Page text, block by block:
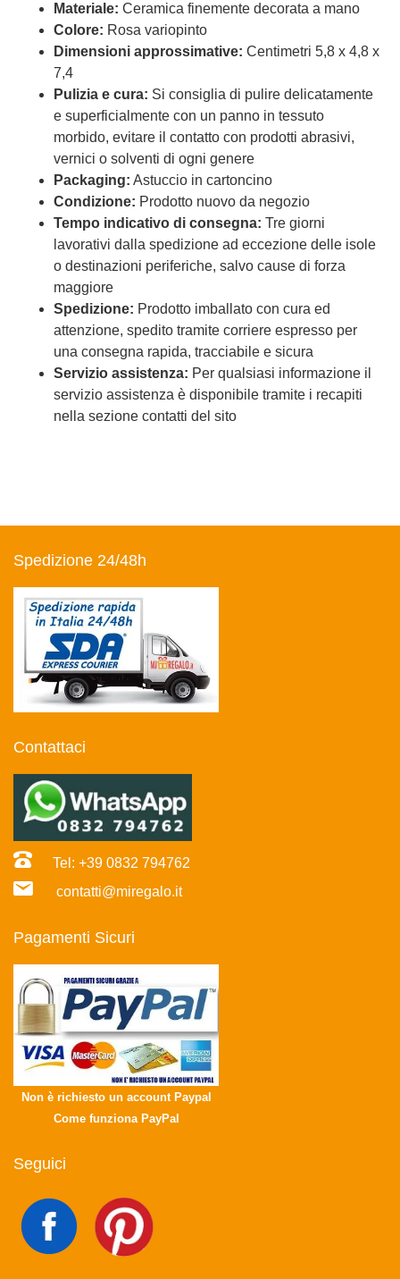
Materiale: Ceramica finemente decorata a mano
Colore: Rosa variopinto
Dimensioni approssimative: Centimetri 5,8 x 4,8 x
7,4
Pulizia e cura: Si consiglia di pulire delicatamente
e superficialmente con un panno in tessuto
morbido, evitare il contatto con prodotti abrasivi,
vernici o solventi di ogni genere
Packaging: Astuccio in cartoncino
Condizione: Prodotto nuovo da negozio
Tempo indicativo di consegna: Tre giorni
lavorativi dalla spedizione ad eccezione delle isole
o destinazioni periferiche, salvo cause di forza
maggiore
Spedizione: Prodotto imballato con cura ed
attenzione, spedito tramite corriere espresso per
una consegna rapida, tracciabile e sicura
Servizio assistenza: Per qualsiasi informazione il
servizio assistenza è disponibile tramite i recapiti
nella sezione contatti del sito
Spedizione 24/48h
Contattaci
Tel: +39 0832 794762
contatti@miregalo.it
Pagamenti Sicuri
Non è richiesto un account Paypal
Come funziona PayPal
Seguici